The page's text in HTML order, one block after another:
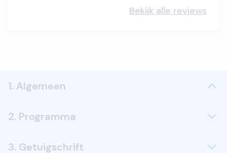
Bekijk alle reviews
1. Algemeen
2. Programma
3. Getuigschrift